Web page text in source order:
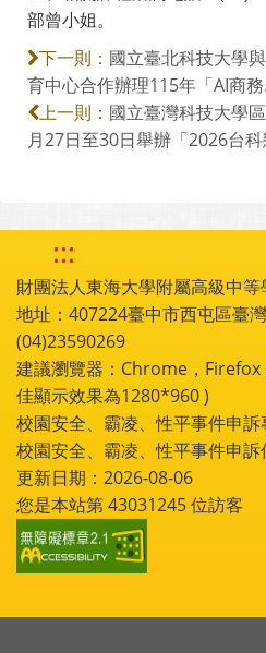
部曾小姐。
下一則： 國立臺北科技大學
育中心合作辦理115年「AI商務
上一則： 國立臺灣科技大學
月27日至30日舉辦「2026台
:::
財團法人東海大學附屬高級中等
地址：407224臺中市西屯區臺
(04)23590269
建議瀏覽器：Chrome，Firefox
佳顯示效果為1280*960 )
校園安全、霸凌、性平事件申
校園安全、霸凌、性平事件申
更新日期：2026-08-06
您是本站第43031245位訪客